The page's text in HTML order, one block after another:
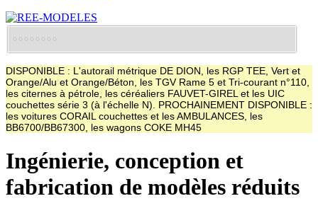
DISPONIBLE : L'autorail métrique DE DION, les RGP TEE, Vert et
Orange/Alu et Orange/Béton, les TGV Rame 5 et Tri-courant n°110,
les citernes à pétrole, les céréaliers FAUVET-GIREL et les UIC
couchettes série 3 (à l'échelle N). PROCHAINEMENT DISPONIBLE :
les voitures CORAIL couchettes et les AMBULANCES, les
BB6700/BB67300, les wagons COKE MH45
Ingénierie, conception et
fabrication de modèles réduits